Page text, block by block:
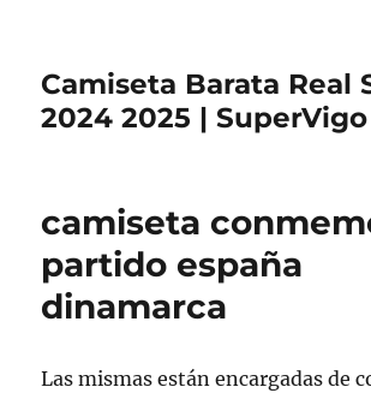
Camiseta Barata Real
2024 2025 | SuperVigo
camiseta
partido españa
dinamarca
Las mismas están encargadas de